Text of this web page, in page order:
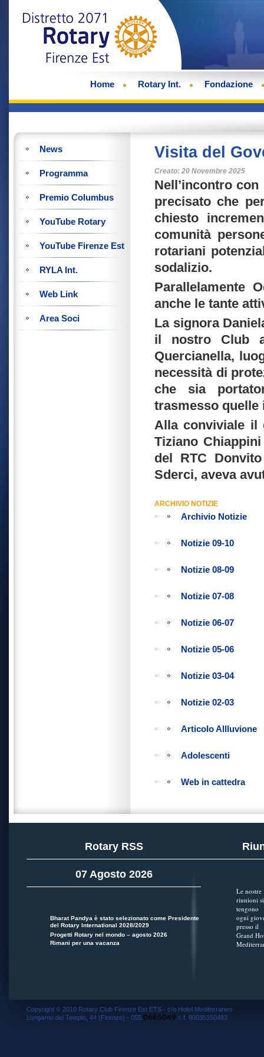
Home Rotary Int. Fondazione
News
Programma
Premio Columbus
YouTube Rotary
YouTube Firenze Est
RYLA Int.
Web Link
Area Soci
Visita del
Creato: 20 Novembre 2025
Nell’incontro
precisato che
chiesto
comunità
rotariani
sodalizio.
Parallelamente
anche le tante
La signora
il nostro Club
Quercianella,
necessità di
che sia
trasmesso quelle
Alla conviviale il
Tiziano
del RTC
Sderci, aveva
ARCHIVIO NOTIZIE
Archivio Notizie
Notizie 09-10
Notizie 08-09
Notizie 07-08
Notizie 06-07
Notizie 05-06
Notizie 03-04
Notizie 02-03
Articolo Allluvione
Adolescenti
Web in cattedra
Rotary RSS
07 Agosto 2026
Bharat Pandya è stato selezionato come Presidente
del Rotary International 2028/2029
Progetti Rotary nel mondo – agosto 2026
Rimani per una vacanza
Le nostre
riunioni si
tengono
ogni
presso il
Grand
Copyright © 2010 Rotary Club Firenze Est ETS - c/o Hotel Mediterraneo
Lungarno del Tempio, 44 (Firenze) - 055. 0665049 c.f. 80035150483